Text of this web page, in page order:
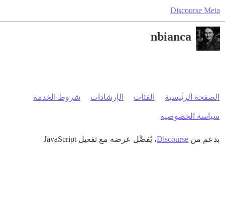
Discourse Meta
nbianca
الصفحة الرئيسية الفئات الإرشادات شروط الخدمة
سياسة الخصوصية
بدعم من Discourse، يُفضَّل عرضه مع تفعيل JavaScript